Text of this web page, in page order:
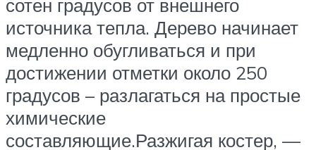
сотен градусов от внешнего
источника тепла. Дерево начинает
медленно обугливаться и при
достижении отметки около 250
градусов – разлагаться на простые
химические
составляющие.Разжигая костер, —